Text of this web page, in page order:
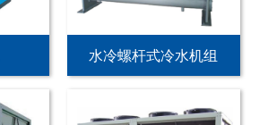
水冷螺杆式冷水机组